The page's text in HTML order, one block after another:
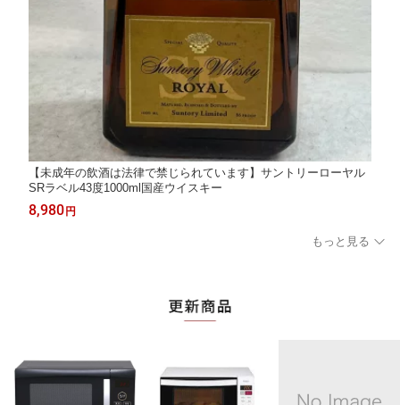
【未成年の飲酒は法律で禁じられています】サントリーローヤル
SRラベル43度1000ml国産ウイスキー
8,980円
もっと見る